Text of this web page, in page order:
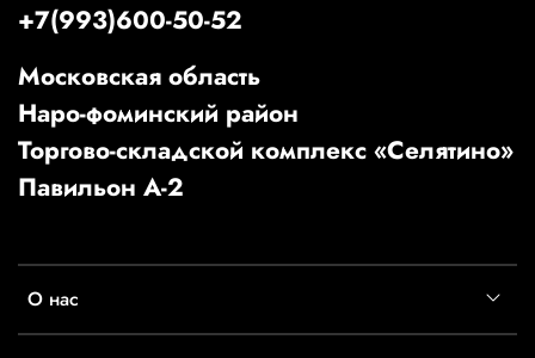
О нас
+7(993)600-50-52
Московская область
Наро-фоминский район
Торгово-складской комплекс «Селятино»
Павильон А-2